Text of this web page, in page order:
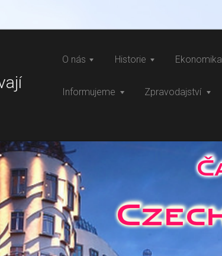
O nás Historie Ekonomika
Informujeme Zpravodajství